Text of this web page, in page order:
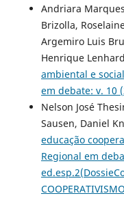
Andriara
Brizolla,
Argemiro Luis
Henrique
ambiental e social
em debate: v. 10
Nelson José
Sausen, Daniel
educação
Regional em